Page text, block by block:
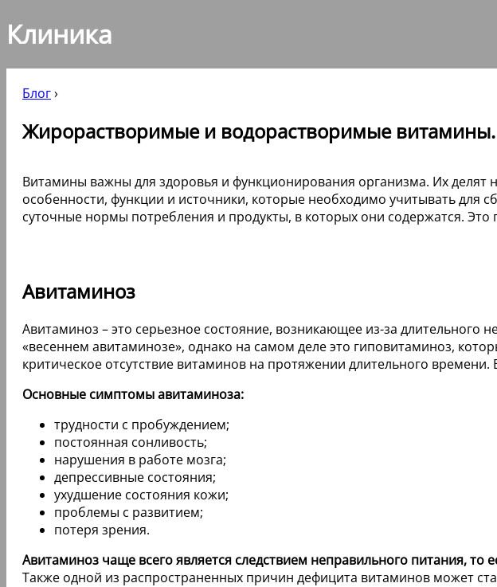
Клиника
Блог›
Жирорастворимые и водорастворимые витамины.
Витамины важны для здоровья и функционирования организма. Их
особенности, функции и источники, которые необходимо учитывать для
суточные нормы потребления и продукты, в которых они содержатся.
Авитаминоз
Авитаминоз – это серьезное состояние, возникающее из-за длительного
«весеннем авитаминозе», однако на самом деле это гиповитаминоз,
критическое отсутствие витаминов на протяжении длительного
Основные симптомы авитаминоза:
трудности с пробуждением;
постоянная сонливость;
нарушения в работе мозга;
депрессивные состояния;
ухудшение состояния кожи;
проблемы с развитием;
потеря зрения.
Авитаминоз чаще всего является следствием неправильного питания,
Также одной из распространенных причин дефицита витаминов может